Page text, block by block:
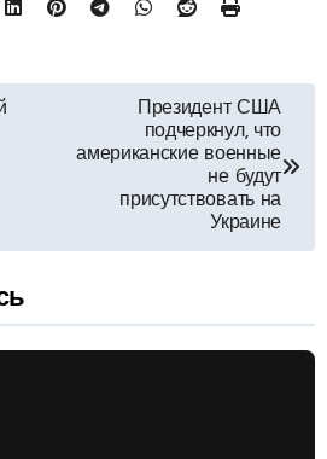
Президент США
подчеркнул, что
американские военные
не будут
присутствовать на
Украине